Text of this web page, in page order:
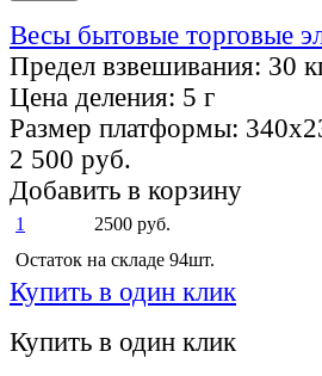
Весы бытовые торговые
Предел взвешивания: 30
Цена деления: 5 г
Размер платформы:
2 500 руб.
Добавить в корзину
1
2500 руб.
Остаток на складе 94шт.
Купить в один клик
Купить в один клик